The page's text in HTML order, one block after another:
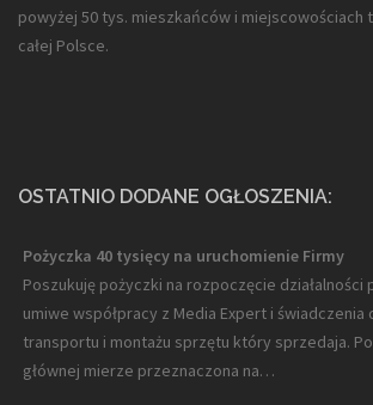
powyżej 50 tys. mieszkańców i miejscowościach
całej Polsce.
OSTATNIO DODANE OGŁOSZENIA:
Pożyczka 40 tysięcy na uruchomienie Firmy
Poszukuję pożyczki na rozpoczęcie działalności
umiwe współpracy z Media Expert i świadczenia
transportu i montażu sprzętu który sprzedaja.
głównej mierze przeznaczona na…